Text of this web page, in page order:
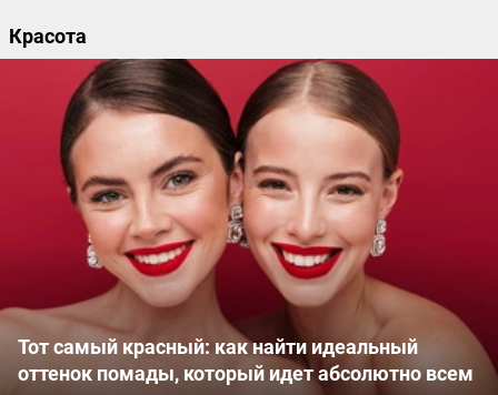
Красота
Тот самый красный: как найти идеальный
оттенок помады, который идет абсолютно всем